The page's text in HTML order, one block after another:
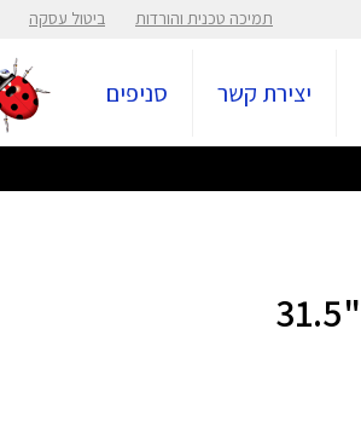
תמיכה טכנית והורדות ביטול עסקה
יצירת קשר סניפים